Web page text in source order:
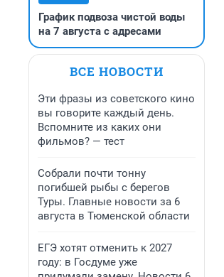
График подвоза чистой воды
на 7 августа с адресами
ВСЕ НОВОСТИ
Эти фразы из советского кино
вы говорите каждый день.
Вспомните из каких они
фильмов? — тест
Собрали почти тонну
погибшей рыбы с берегов
Туры. Главные новости за 6
августа в Тюменской области
ЕГЭ хотят отменить к 2027
году: в Госдуме уже